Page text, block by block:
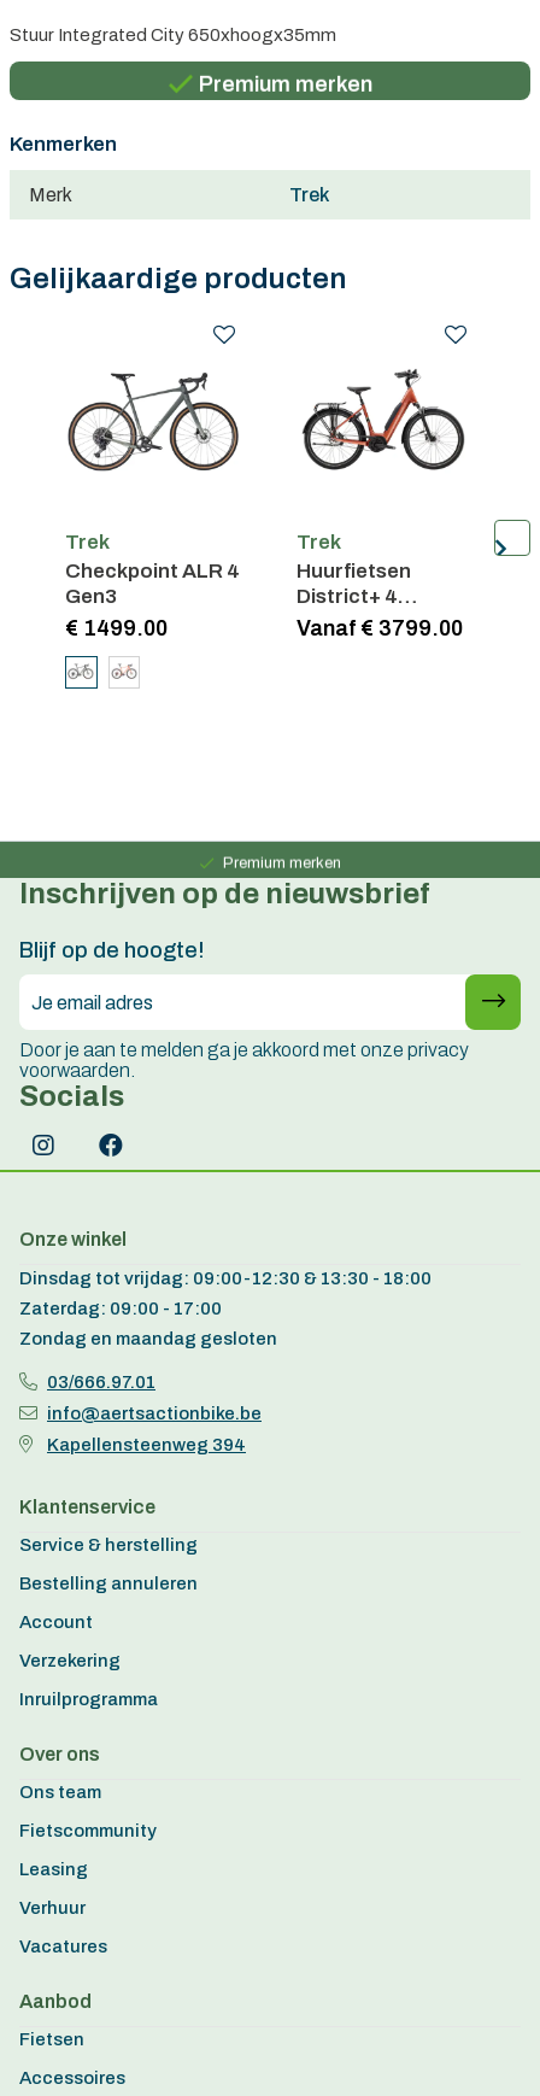
Stuur Integrated City 650xhoogx35mm
Gratis verzending in België vanaf €100
Premium merken
Gratis verzending in België vanaf €100
Kenmerken
Merk Trek
Gelijkaardige producten
Trek
Checkpoint ALR 4
Gen3
€ 1499.00
Trek
Huurfietsen
District+ 4
Lowstep
Vanaf € 3799.00
Premium merken
Persoonlijk advies
Inschrijven op de nieuwsbrief
Blijf op de hoogte!
Door je aan te melden ga je akkoord met onze privacy
voorwaarden.
Socials
Onze winkel
Dinsdag tot vrijdag: 09:00-12:30 & 13:30 - 18:00
Zaterdag: 09:00 - 17:00
Zondag en maandag gesloten
03/666.97.01
info@aertsactionbike.be
Kapellensteenweg 394
Klantenservice
Service & herstelling
Bestelling annuleren
Account
Verzekering
Inruilprogramma
Over ons
Ons team
Fietscommunity
Leasing
Verhuur
Vacatures
Aanbod
Fietsen
Accessoires